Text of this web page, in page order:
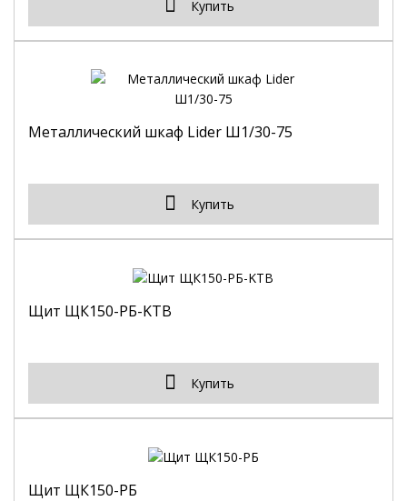
Купить
Металлический шкаф Lider Ш1/30-75
Купить
Щит ЩК150-РБ-KTB
Купить
Щит ЩК150-РБ